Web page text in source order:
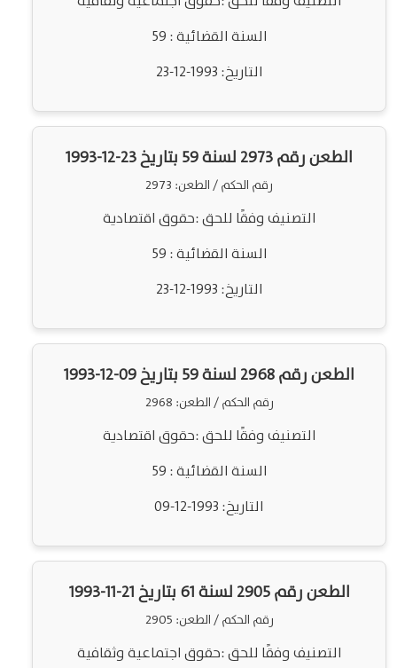
السنة القضائية : 59
التاريخ: 1993-12-23
الطعن رقم 2973 لسنة 59 بتاريخ 23-12-1993
رقم الحكم / الطعن: 2973
التصنيف وفقًا للحق :حقوق اقتصادية
السنة القضائية : 59
التاريخ: 1993-12-23
الطعن رقم 2968 لسنة 59 بتاريخ 09-12-1993
رقم الحكم / الطعن: 2968
التصنيف وفقًا للحق :حقوق اقتصادية
السنة القضائية : 59
التاريخ: 1993-12-09
الطعن رقم 2905 لسنة 61 بتاريخ 21-11-1993
رقم الحكم / الطعن: 2905
التصنيف وفقًا للحق :حقوق اجتماعية وثقافية